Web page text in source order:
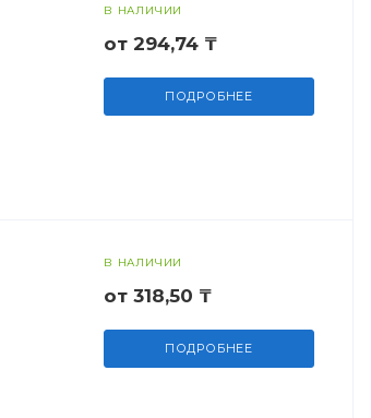
В НАЛИЧИИ
от 294,74 ₸
ПОДРОБНЕЕ
В НАЛИЧИИ
от 318,50 ₸
ПОДРОБНЕЕ